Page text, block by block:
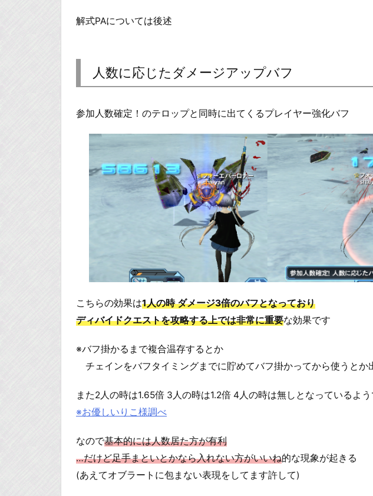
解式PAについては後述
人数に応じたダメージアップバフ
参加人数確定！のテロップと同時に出てくるプレイヤー強化バフ
こちらの効果は1人の時 ダメージ3倍のバフとなっており
ディバイドクエストを攻略する上では非常に重要な効果です
※バフ掛かるまで複合温存するとか
チェインをバフタイミングまでに貯めてバフ掛かってから使うとか
また2人の時は1.65倍 3人の時は1.2倍 4人の時は無しとなっているよ
※お優しいりこ様調べ
なので基本的には人数居た方が有利
…だけど足手まといとかなら入れない方がいいね的な現象が起きる
(あえてオブラートに包まない表現をしてます許して)